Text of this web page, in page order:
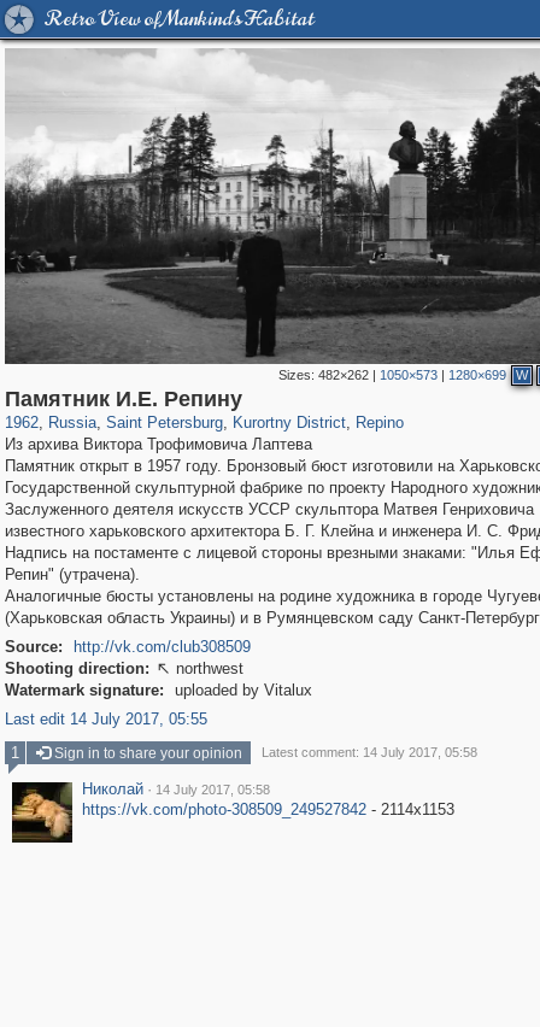
Retro View of Mankind's Habitat
Sizes:482×262 | 1050×573 | 1280×699 W
Памятник И.Е. Репину
1962, Russia
1,407,361 29,248
, Saint Petersburg
197,265 5,714
, Kurortny District
5,980
, Repino
Из архива Виктора Трофимовича Лаптева
Памятник открыт в 1957 году. Бронзовый бюст изготовили на
Государственной скульптурной фабрике по проекту Народного
Заслуженного деятеля искусств УССР скульптора Матвея
известного харьковского архитектора Б. Г. Клейна и инженера И. С.
Надпись на постаменте с лицевой стороны врезными знаками: "Илья
Репин" (утрачена).
Аналогичные бюсты установлены на родине художника в городе
(Харьковская область Украины) и в Румянцевском саду Санкт-
Source:
http://vk.com/club308509
Shooting direction:  northwest
Watermark signature:
uploaded by Vitalux
Last edit 14 July 2017, 05:55
1
Sign in to share your opinion Latest comment: 14 July 2017, 05:58
Николай · 14 July 2017, 05:58
https://vk.com/photo-308509_249527842- 2114x1153